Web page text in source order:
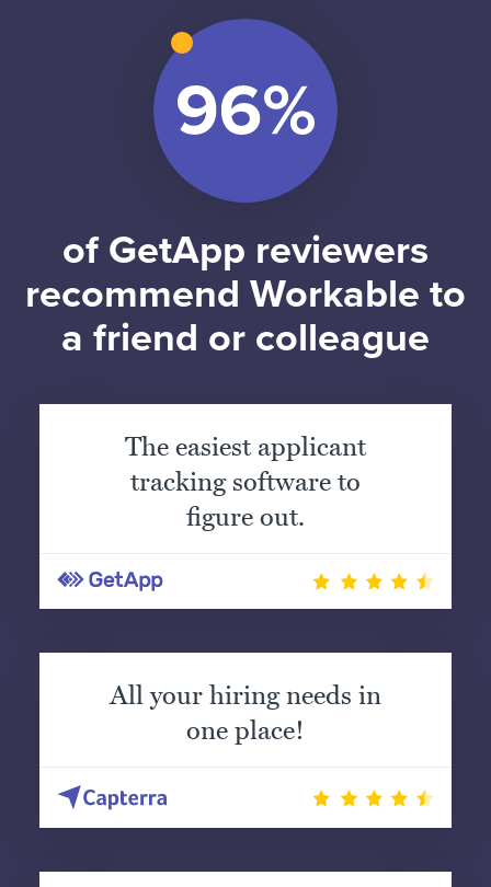
of GetApp reviewers
recommend Workable to
a friend or colleague
The easiest applicant
tracking software to
figure out.
All your hiring needs in
one place!